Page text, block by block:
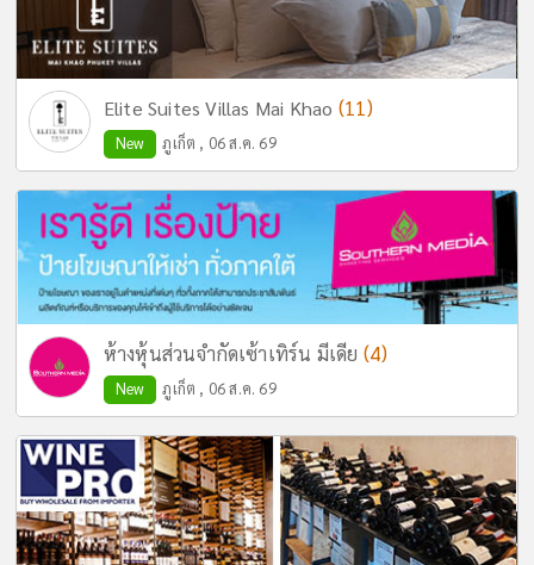
Elite Suites Villas Mai Khao (11)
New ภูเก็ต , 06 ส.ค. 69
ห้างหุ้นส่วนจำกัดเซ้าเทิร์น มีเดีย (4)
New ภูเก็ต , 06 ส.ค. 69